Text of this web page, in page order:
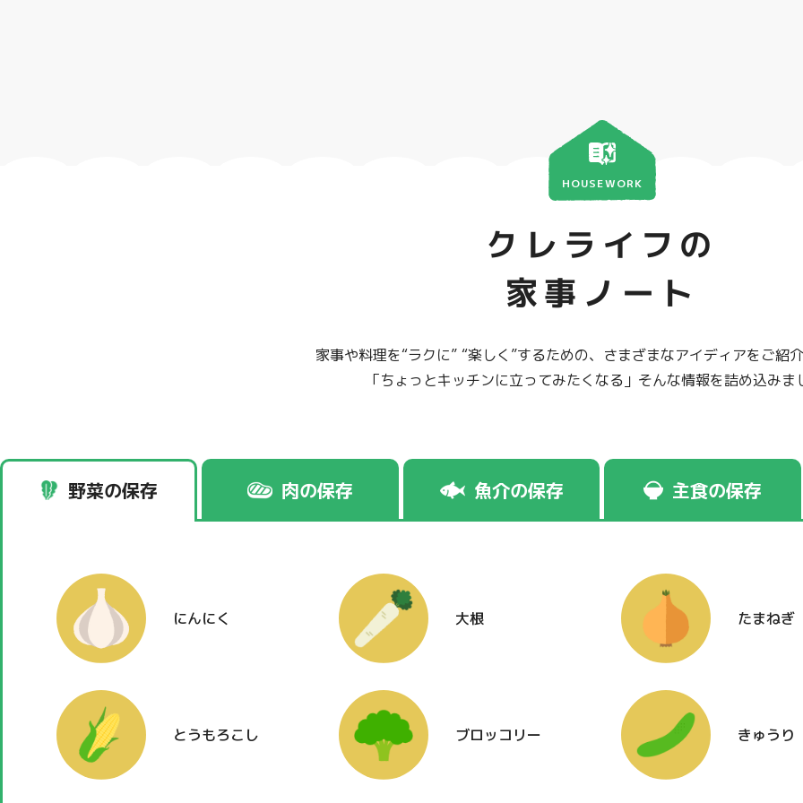
HOUSEWORK
クレライフの
家事ノート
家事や料理を“ラクに” “楽しく”するための、さまざまなアイディアをご紹介
「ちょっとキッチンに立ってみたくなる」そんな情報を詰め込みま
野菜の保存 肉の保存 魚介の保存 主食の保存
にんにく 大根 たまねぎ
とうもろこし ブロッコリー きゅうり